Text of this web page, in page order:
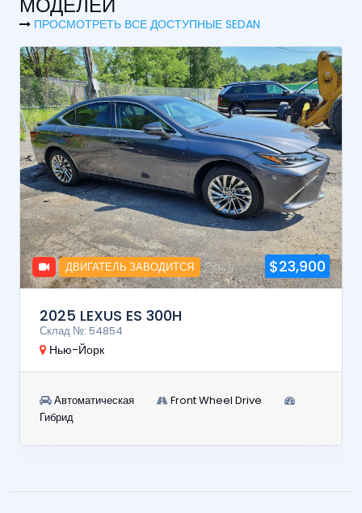
ПРОСМОТРЕТЬ ВСЕ ДОСТУПНЫЕ SEDAN
ДВИГАТЕЛЬ ЗАВОДИТСЯ $23,900
2025 LEXUS ES 300H
Склад №: 54854
Нью-Йорк
Автоматическая
Front Wheel Drive
Гибрид